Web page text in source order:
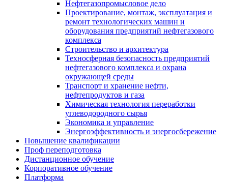
Нефтегазопромысловое дело
Проектирование, монтаж, эксплуатация и
ремонт технологических машин и
оборудования предприятий нефтегазового
комплекса
Строительство и архитектура
Техносферная безопасность предприятий
нефтегазового комплекса и охрана
окружающей среды
Транспорт и хранение нефти,
нефтепродуктов и газа
Химическая технология переработки
углеводородного сырья
Экономика и управление
Энергоэффективность и энергосбережение
Повышение квалификации
Проф переподготовка
Дистанционное обучение
Корпоративное обучение
Платформа